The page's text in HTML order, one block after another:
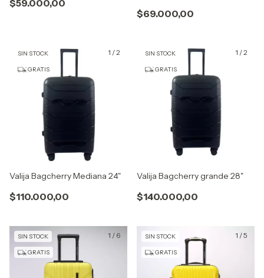
$59.000,00
$69.000,00
1 /2
SIN STOCK
GRATIS
Valija Bagcherry Mediana 24"
$110.000,00
1 /2
SIN STOCK
GRATIS
Valija Bagcherry grande 28"
$140.000,00
1 / 6
SIN STOCK
GRATIS
1 /5
SIN STOCK
GRATIS